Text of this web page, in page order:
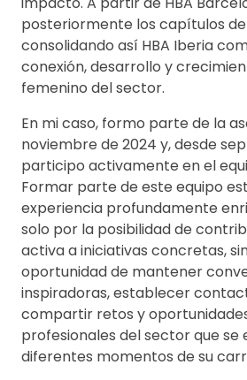
posteriormente los capítulos de
consolidando así HBA Iberia
conexión, desarrollo y
femenino del sector.
En mi caso, formo parte de la
noviembre de 2024 y, desde
participo activamente en el
Formar parte de este equipo
experiencia profundamente
solo por la posibilidad de
activa a iniciativas concretas,
oportunidad de mantener
inspiradoras, establecer
compartir retos y
profesionales del sector que se
diferentes momentos de su